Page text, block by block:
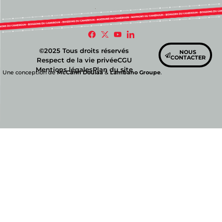
©2025 Tous droits réservés
Respect de la vie privéeCGU
Mentions légalesPlan du site
NOUS
CONTACTER
Une conception deMcCann Doulaa&Lambano Groupe.